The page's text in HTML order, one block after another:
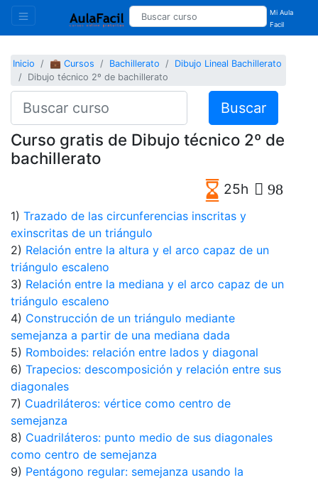
Mi Aula
Facil
Inicio 💼 Cursos Bachillerato
Dibujo Lineal Bachillerato
Dibujo técnico 2º de bachillerato
Buscar
Curso gratis de Dibujo técnico 2º de
bachillerato
25h 98
1) Trazado de las circunferencias inscritas y
exinscritas de un triángulo
2) Relación entre la altura y el arco capaz de un
triángulo escaleno
3) Relación entre la mediana y el arco capaz de un
triángulo escaleno
4) Construcción de un triángulo mediante
semejanza a partir de una mediana dada
5) Romboides: relación entre lados y diagonal
6) Trapecios: descomposición y relación entre sus
diagonales
7) Cuadriláteros: vértice como centro de
semejanza
8) Cuadriláteros: punto medio de sus diagonales
como centro de semejanza
9) Pentágono regular: semejanza usando la